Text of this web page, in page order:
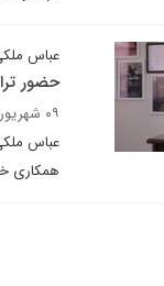
عباس
حضور
۰۹ شهریور ۱۳۹۵
عباس
همکاری